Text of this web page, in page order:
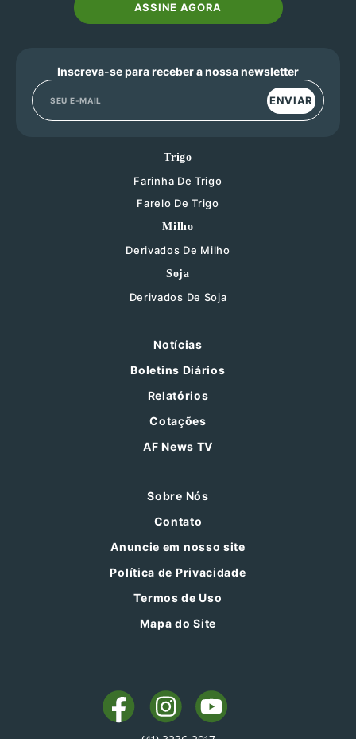
ASSINE AGORA
Inscreva-se para receber a nossa newsletter
ENVIAR
Trigo
Farinha De Trigo
Farelo De Trigo
Milho
Derivados De Milho
Soja
Derivados De Soja
Notícias
Boletins Diários
Relatórios
Cotações
AF News TV
Sobre Nós
Contato
Anuncie em nosso site
Política de Privacidade
Termos de Uso
Mapa do Site